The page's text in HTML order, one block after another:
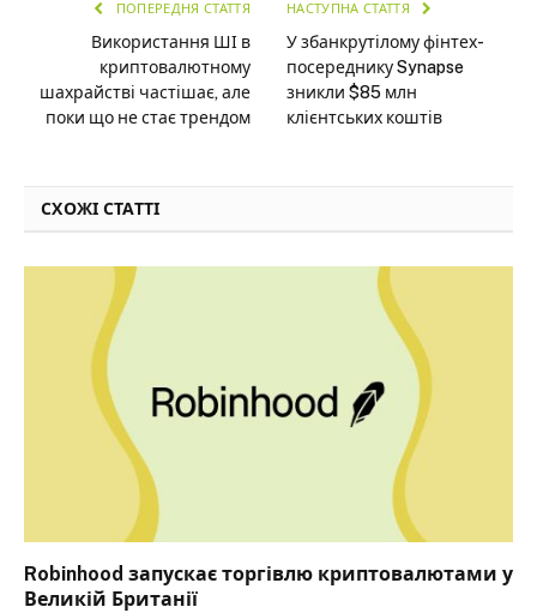
ПОПЕРЕДНЯ СТАТТЯ
Використання ШІ в
криптовалютному
шахрайстві частішає, але
поки що не стає трендом
НАСТУПНА СТАТТЯ
У збанкрутілому фінтех-
посереднику Synapse
зникли $85 млн
клієнтських коштів
СХОЖІ СТАТТІ
Robinhood запускає торгівлю криптовалютами у
Великій Британії